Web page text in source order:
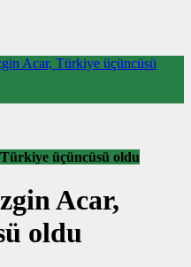
Acar, Türkiye üçüncüsü
üçüncüsü oldu
Acar,
oldu